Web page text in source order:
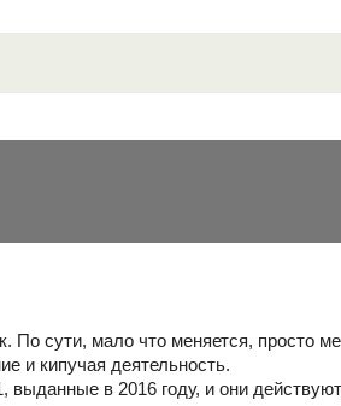
По сути, мало что меняется, просто
и кипучая деятельность.
в 2016 году, и они